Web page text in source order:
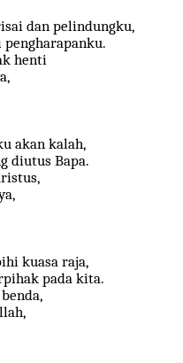
dan pelindungku,
henti
akan kalah,
diutus Bapa.
kuasa raja,
pada kita.